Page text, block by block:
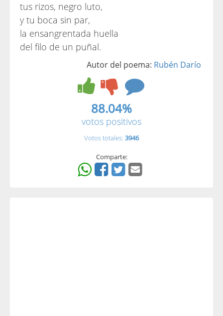
tus rizos, negro luto,
y tu boca sin par,
la ensangrentada huella
del filo de un puñal.
Autor del poema: Rubén Darío
88.04%
votos positivos
Votos totales: 3946
Comparte: